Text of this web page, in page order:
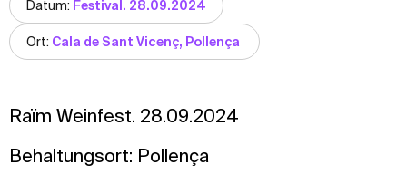
Datum: Festival. 28.09.2024
Ort: Cala de Sant Vicenç, Pollença
Raïm Weinfest. 28.09.2024
Behaltungsort: Pollença